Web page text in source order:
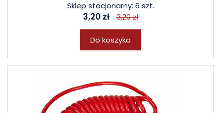
Sklep stacjonarny: 6 szt.
3,20 zł 3,20 zł
Do koszyka